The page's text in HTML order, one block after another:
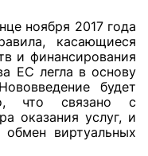
ноября 2017 года
касающиеся
и финансирования
ЕС легла в основу
будет
что связано с
оказания услуг, и
виртуальных